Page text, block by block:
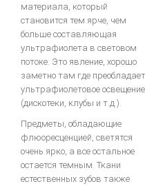
материала, который
становится тем ярче, чем
больше составляющая
ультрафиолета в световом
потоке. Это явление, хорошо
заметно там где преобладает
ультрафиолетовое освещение
(дискотеки, клубы и т.д.).
Предметы, обладающие
флюоресценцией, светятся
очень ярко, а все остальное
остается темным. Ткани
естественных зубов также